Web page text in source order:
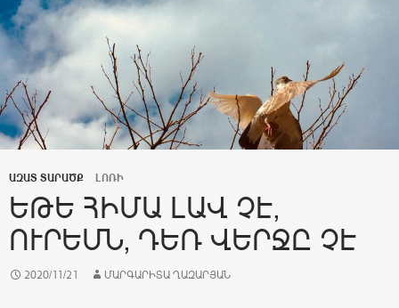
ԱԶԱՏ ՏԱՐԱԾՔ ԼՈՌԻ
ԵԹԵ ՀԻՄԱ ԼԱՎ ՉԷ,
ՈՒՐԵՄՆ, ԴԵՌ ՎԵՐՋԸ ՉԷ
2020/11/21 ՄԱՐԳԱՐԻՏԱ ՂԱԶԱՐՅԱՆ